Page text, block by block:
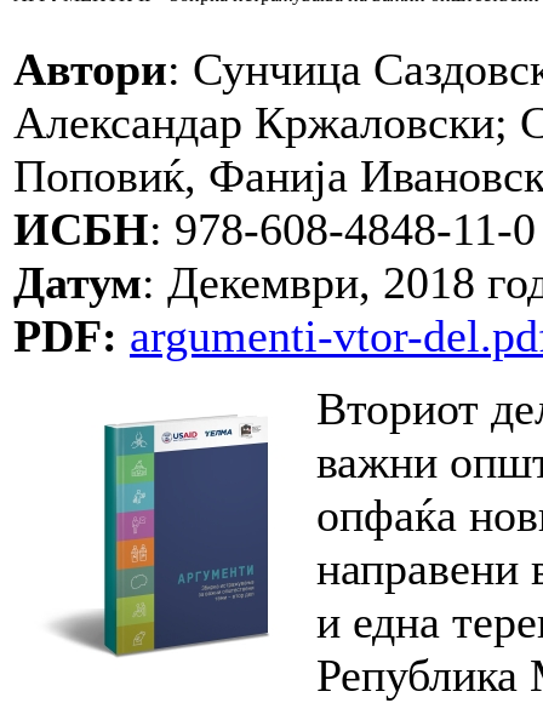
Aвтори: Сунчица
Александар
Поповиќ, Фанија
ИСБН: 978-608-4848-11-0
Датум: Декември, 2018
PDF: argumenti-vtor-
Вториот
важни
опфаќа
направени
и една
Република